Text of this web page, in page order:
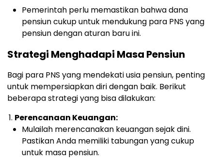
Pemerintah perlu memastikan bahwa dana
pensiun cukup untuk mendukung para PNS yang
pensiun dengan aturan baru ini.
Strategi Menghadapi Masa Pensiun
Bagi para PNS yang mendekati usia pensiun, penting
untuk mempersiapkan diri dengan baik. Berikut
beberapa strategi yang bisa dilakukan:
Perencanaan Keuangan:
Mulailah merencanakan keuangan sejak dini.
Pastikan Anda memiliki tabungan yang cukup
untuk masa pensiun.